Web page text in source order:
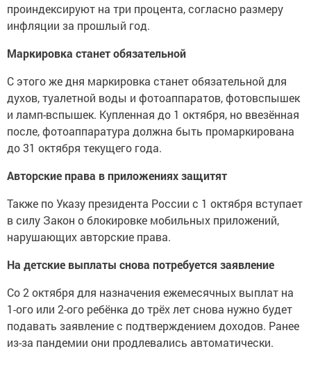
проиндексируют на три процента, согласно размеру
инфляции за прошлый год.
Маркировка станет обязательной
С этого же дня маркировка станет обязательной для
духов, туалетной воды и фотоаппаратов, фотовспышек
и ламп-вспышек. Купленная до 1 октября, но ввезённая
после, фотоаппаратура должна быть промаркирована
до 31 октября текущего года.
Авторские права в приложениях защитят
Также по Указу президента России с 1 октября вступает
в силу Закон о блокировке мобильных приложений,
нарушающих авторские права.
На детские выплаты снова потребуется заявление
Со 2 октября для назначения ежемесячных выплат на
1-ого или 2-ого ребёнка до трёх лет снова нужно будет
подавать заявление с подтверждением доходов. Ранее
из-за пандемии они продлевались автоматически.